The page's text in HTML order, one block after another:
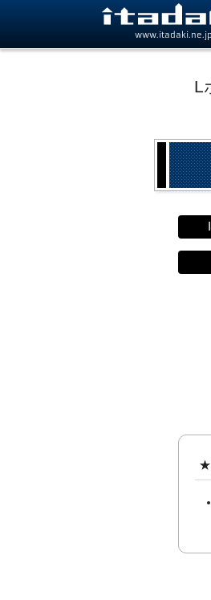
www.itadaki.ne.jp
L
★